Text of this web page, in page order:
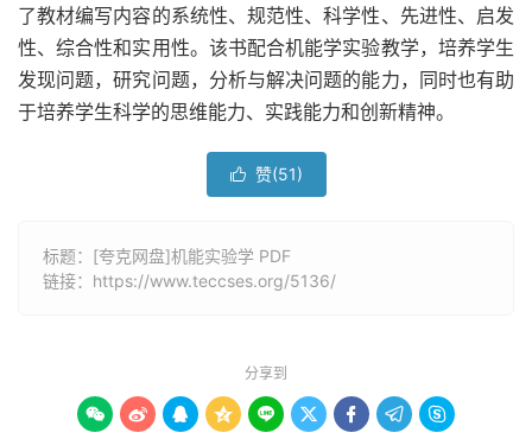
了教材编写内容的系统性、规范性、科学性、先进性、启发
性、综合性和实用性。该书配合机能学实验教学，培养学生
发现问题，研究问题，分析与解决问题的能力，同时也有助
于培养学生科学的思维能力、实践能力和创新精神。
 赞(51)
标题：[夸克网盘]机能实验学 PDF
链接： https://www.teccses.org/5136/
分享到
        